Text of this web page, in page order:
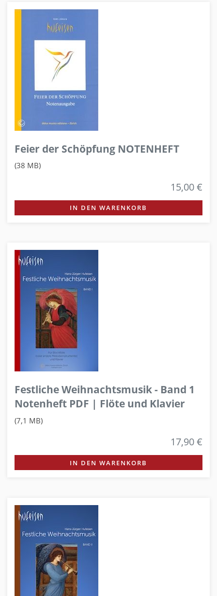
Feier der Schöpfung NOTENHEFT
(38 MB)
15,00 €
IN DEN WARENKORB
Festliche Weihnachtsmusik - Band 1
Notenheft PDF | Flöte und Klavier
(7,1 MB)
17,90 €
IN DEN WARENKORB